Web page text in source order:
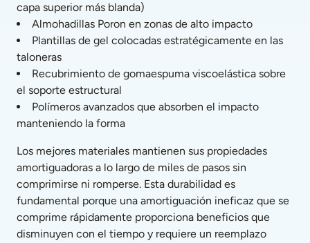
capa superior más blanda)
Almohadillas Poron en zonas de alto impacto
Plantillas de gel colocadas estratégicamente en las
taloneras
Recubrimiento de gomaespuma viscoelástica sobre
el soporte estructural
Polímeros avanzados que absorben el impacto
manteniendo la forma
Los mejores materiales mantienen sus propiedades
amortiguadoras a lo largo de miles de pasos sin
comprimirse ni romperse. Esta durabilidad es
fundamental porque una amortiguación ineficaz que se
comprime rápidamente proporciona beneficios que
disminuyen con el tiempo y requiere un reemplazo